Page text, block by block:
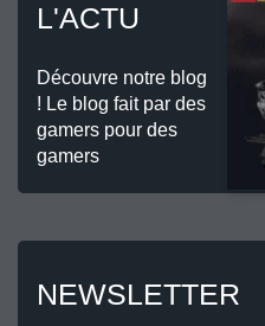
L'ACTU
Découvre notre blog
! Le blog fait par des
gamers pour des
gamers
NEWSLETTER